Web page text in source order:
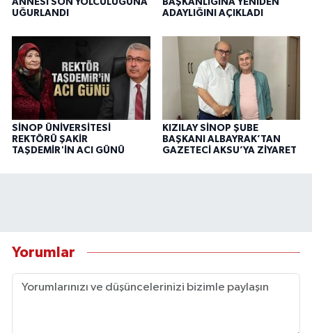
ANNESİ SON YOLCULUĞUNA
UĞURLANDI
BAŞKANLIĞINA YENİDEN
ADAYLIĞINI AÇIKLADI
SİNOP ÜNİVERSİTESİ
REKTÖRÜ ŞAKİR
TAŞDEMİR'İN ACI GÜNÜ
KIZILAY SİNOP ŞUBE
BAŞKANI ALBAYRAK’TAN
GAZETECİ AKSU’YA ZİYARET
Yorumlar